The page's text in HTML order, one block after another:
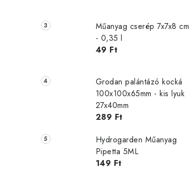
Műanyag cserép 7x7x8 cm
- 0,35 l
49 Ft
Grodan palántázó kocká
100x100x65mm - kis lyuk
27x40mm
289 Ft
Hydrogarden Műanyag
Pipetta 5ML
149 Ft